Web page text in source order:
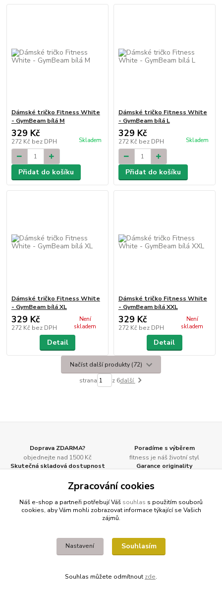
Dámské tričko Fitness White
- GymBeam bílá M
329 Kč
272 Kč bez DPH Skladem
Přidat do košíku
Dámské tričko Fitness White
- GymBeam bílá L
329 Kč
272 Kč bez DPH Skladem
Přidat do košíku
Dámské tričko Fitness White
- GymBeam bílá XL
329 Kč
272 Kč bez DPH
Není
skladem
Detail
Dámské tričko Fitness White
- GymBeam bílá XXL
329 Kč
272 Kč bez DPH
Není
skladem
Detail
Načíst další produkty (72)
strana z 6další
Doprava ZDARMA?
objednejte nad 1500 Kč
Poradíme s výběrem
fitness je náš životní styl
Skutečná skladová dostupnost
Garance originality
Artage.cz- výtvarné potřeby
GLS výdejní místa za 55,- KČ
Zpracování cookies
Náš e-shop a partneři potřebují Váš souhlas s použitím souborů
cookies, aby Vám mohli zobrazovat informace týkající se Vašich
zájmů.
Nastavení Souhlasím
Souhlas můžete odmítnout zde.